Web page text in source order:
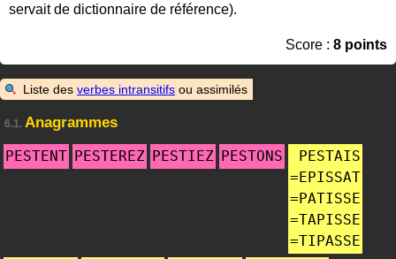
servait de dictionnaire de référence).
Score : 8 points
Liste des verbes intransitifs ou assimilés
6.1. Anagrammes
PESTENT PESTEREZ PESTIEZ PESTONS
PESTAIS
=EPISSAT
=PATISSE
=TAPISSE
=TIPASSE